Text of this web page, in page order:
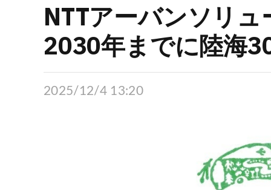
NTTアーバンソリ
2030年までに陸海
2025/12/4 13:20